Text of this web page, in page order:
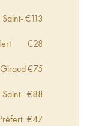
€113
€28
€75
€88
€47